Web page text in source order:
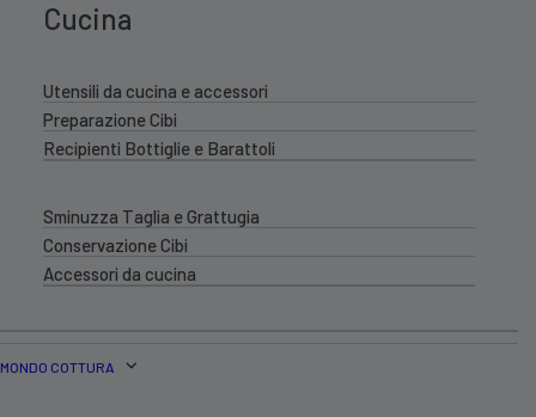
Cucina
Utensili da cucina e accessori
Preparazione Cibi
Recipienti Bottiglie e Barattoli
Sminuzza Taglia e Grattugia
Conservazione Cibi
Accessori da cucina
MONDO COTTURA